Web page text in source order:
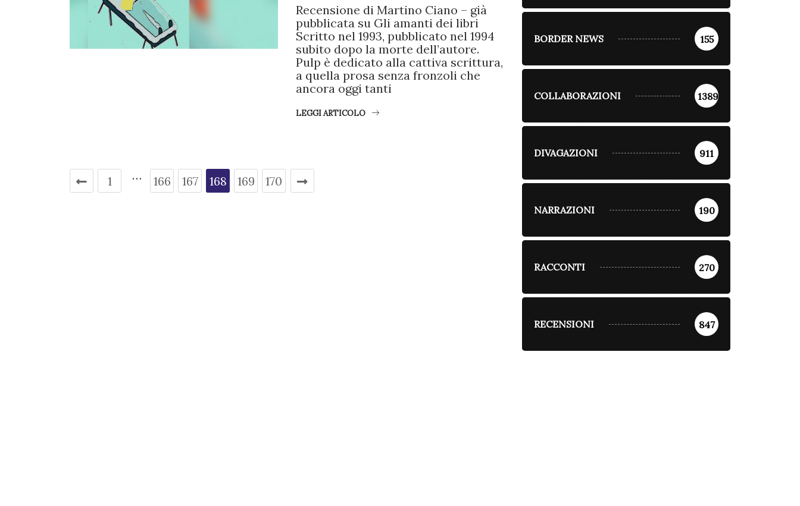
Recensione di Martino Ciano – già
pubblicata su Gli amanti dei libri
Scritto nel 1993, pubblicato nel 1994
subito dopo la morte dell’autore.
Pulp è dedicato alla cattiva scrittura,
a quella prosa senza fronzoli che
ancora oggi tanti
LEGGI ARTICOLO
1 … 166 167 168 169 170
BORDER NEWS 155
COLLABORAZIONI 1389
DIVAGAZIONI 911
NARRAZIONI 190
RACCONTI 270
RECENSIONI 847